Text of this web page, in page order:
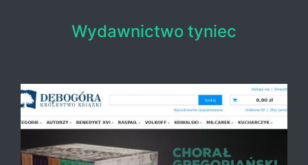
Wydawnictwo tyniec